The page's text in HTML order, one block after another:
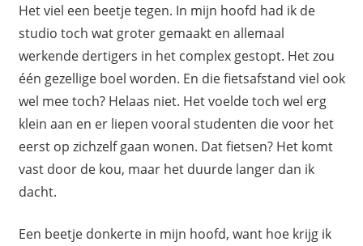
Het viel een beetje tegen. In mijn hoofd had ik de
studio toch wat groter gemaakt en allemaal
werkende dertigers in het complex gestopt. Het zou
één gezellige boel worden. En die fietsafstand viel ook
wel mee toch? Helaas niet. Het voelde toch wel erg
klein aan en er liepen vooral studenten die voor het
eerst op zichzelf gaan wonen. Dat fietsen? Het komt
vast door de kou, maar het duurde langer dan ik
dacht.
Een beetje donkerte in mijn hoofd, want hoe krijg ik